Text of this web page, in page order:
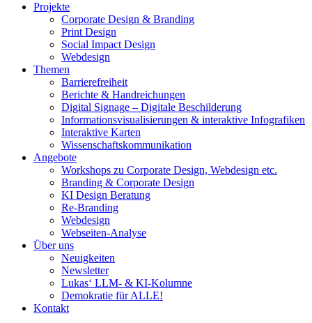
Projekte
Corporate Design & Branding
Print Design
Social Impact Design
Webdesign
Themen
Barrierefreiheit
Berichte & Handreichungen
Digital Signage – Digitale Beschilderung
Informationsvisualisierungen & interaktive Infografiken
Interaktive Karten
Wissenschaftskommunikation
Angebote
Workshops zu Corporate Design, Webdesign etc.
Branding & Corporate Design
KI Design Beratung
Re-Branding
Webdesign
Webseiten-Analyse
Über uns
Neuigkeiten
Newsletter
Lukas‘ LLM- & KI-Kolumne
Demokratie für ALLE!
Kontakt